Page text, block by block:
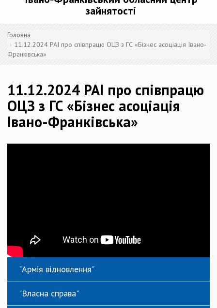
зайнятості
Головна
11.12.2024 РАІ про співпрацю ОЦЗ з ГС «Бізнес асоціація Івано-
Франківська»
11.12.2024 РАІ про співпрацю
ОЦЗ з ГС «Бізнес асоціація
Івано-Франківська»
"Армія відновлення"
"Власна справа"